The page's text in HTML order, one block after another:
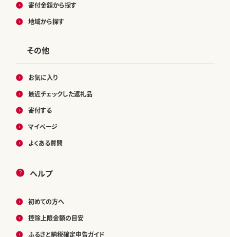
寄付金額から探す
地域から探す
その他
お気に入り
最近チェックした返礼品
寄付する
マイページ
よくある質問
ヘルプ
初めての方へ
控除上限金額の目安
ふるさと納税確定申告ガイド